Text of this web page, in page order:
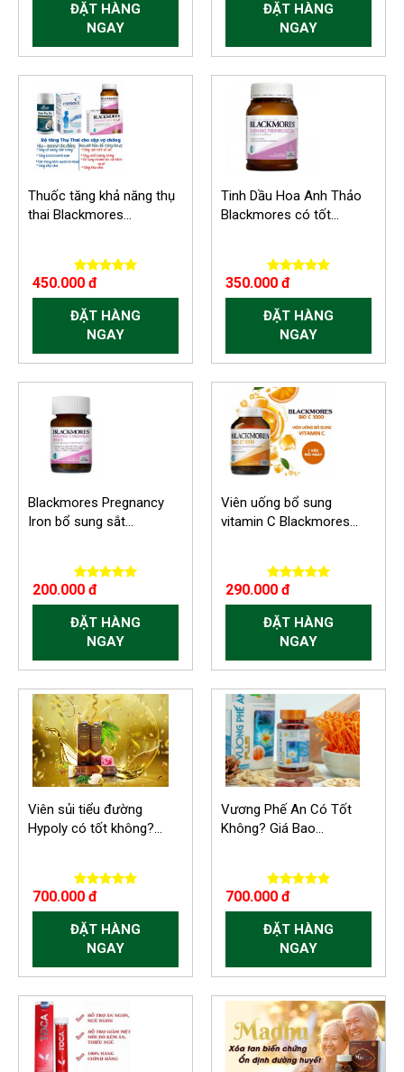
ĐẶT HÀNG
NGAY
ĐẶT HÀNG
NGAY
Thuốc tăng khả năng thụ
thai Blackmores...
450.000 đ
ĐẶT HÀNG
NGAY
Tinh Dầu Hoa Anh Thảo
Blackmores có tốt...
350.000 đ
ĐẶT HÀNG
NGAY
Blackmores Pregnancy
Iron bổ sung sắt...
200.000 đ
ĐẶT HÀNG
NGAY
Viên uống bổ sung
vitamin C Blackmores...
290.000 đ
ĐẶT HÀNG
NGAY
Viên sủi tiểu đường
Hypoly có tốt không?...
700.000 đ
ĐẶT HÀNG
NGAY
Vương Phế An Có Tốt
Không? Giá Bao...
700.000 đ
ĐẶT HÀNG
NGAY